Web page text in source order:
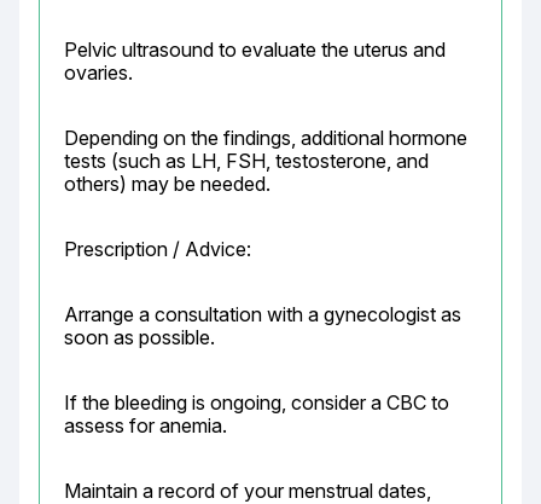
Pelvic ultrasound to evaluate the uterus and
ovaries.
Depending on the findings, additional hormone
tests (such as LH, FSH, testosterone, and
others) may be needed.
Prescription / Advice:
Arrange a consultation with a gynecologist as
soon as possible.
If the bleeding is ongoing, consider a CBC to
assess for anemia.
Maintain a record of your menstrual dates,